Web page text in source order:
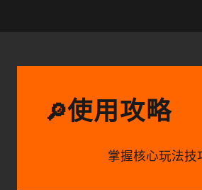
🔎使用攻略
掌握核心玩法技